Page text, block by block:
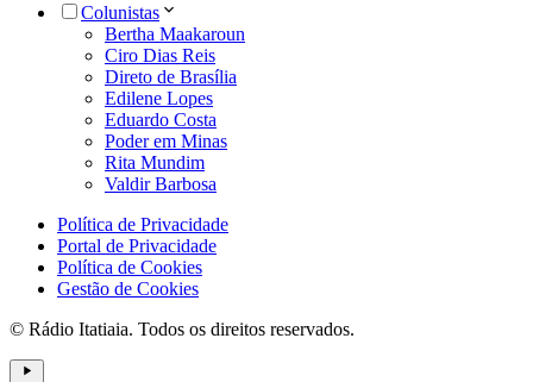
Colunistas
Bertha Maakaroun
Ciro Dias Reis
Direto de Brasília
Edilene Lopes
Eduardo Costa
Poder em Minas
Rita Mundim
Valdir Barbosa
Política de Privacidade
Portal de Privacidade
Política de Cookies
Gestão de Cookies
© Rádio Itatiaia. Todos os direitos reservados.